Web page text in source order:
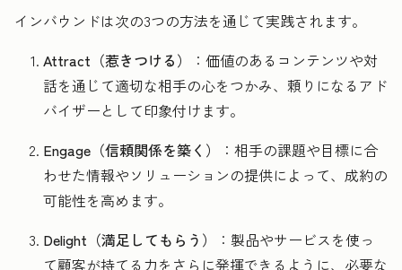
インバウンドは次の3つの方法を通じて実践されます。
Attract（惹きつける）
：価値のあるコンテンツや対
話を通じて適切な相手の心をつかみ、頼りになるアド
バイザーとして印象付けます。
Engage（信頼関係を築く）
：相手の課題や目標に合
わせた情報やソリューションの提供によって、成約の
可能性を高めます。
Delight（満足してもらう）
：製品やサービスを使っ
て顧客が持てる力をさらに発揮できるように、必要な